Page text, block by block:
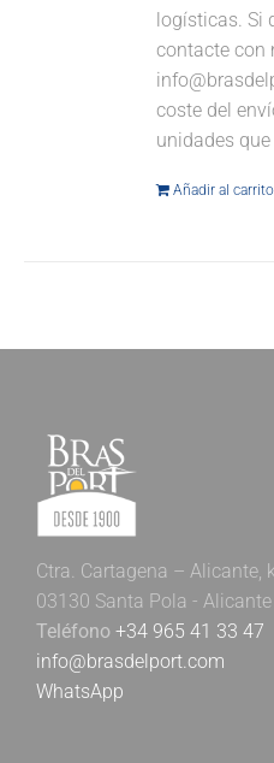
logísticas. Si
contacte con
coste del
unidades
Añadir al carrito
Ctra. Cartagena – Alicante,
03130 Santa Pola - Alicante
Teléfono +34 965 41 33 47
info@brasdelport.com
WhatsApp